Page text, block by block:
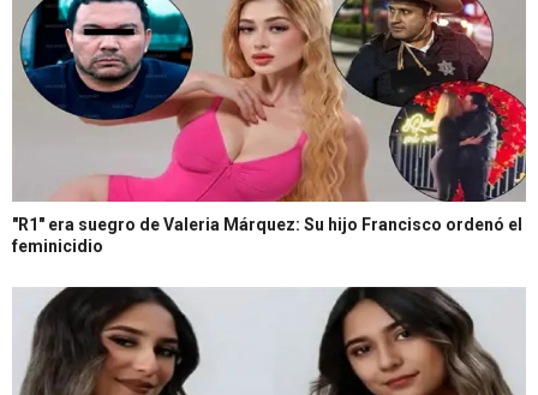
"R1" era suegro de Valeria Márquez: Su hijo Francisco ordenó el
feminicidio